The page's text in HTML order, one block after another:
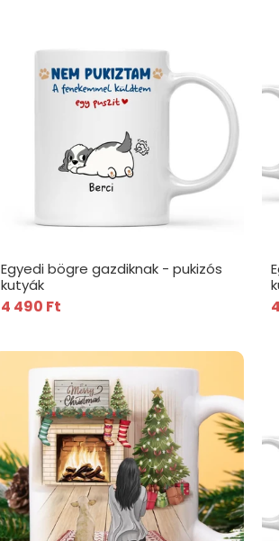
Egyedi bögre gazdiknak - pukizós
kutyák
4 490 Ft